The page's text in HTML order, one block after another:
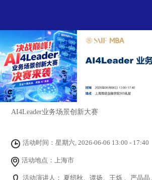
AI4Leader业务场景创新大赛
活动时间：星期六, 2026-06-06 13:00 - 17:40
活动地点：上海市
活动演讲人： 夏纫秋、谭扬、王烁 、严晶晶